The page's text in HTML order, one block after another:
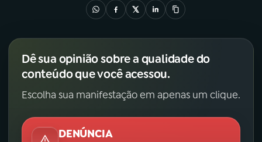
Dê sua opinião sobre a qualidade do
conteúdo que você acessou.
Escolha sua manifestação em apenas um clique.
DENÚNCIA